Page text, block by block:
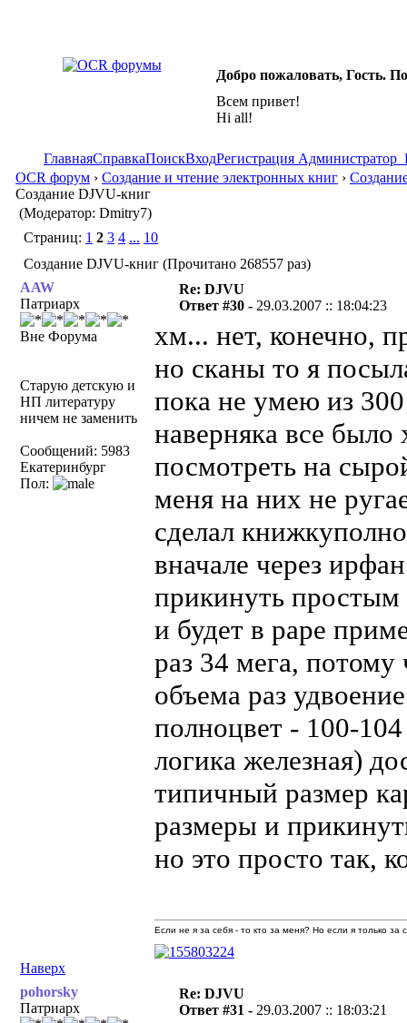
Добро пожаловать, Гость.
Всем привет!
Hi all!
ГлавнаяСправкаПоискВходРегистрация Администратор
OCR форум › Создание и чтение электронных книг ›
Создание DJVU-книг
(Модератор: Dmitry7)
Страниц: 1 2 3 4 ... 10
Создание DJVU-книг (Прочитано 268557 раз)
AAW
Патриарх
Вне Форума
Старую детскую и
НП литературу
ничем не заменить
Сообщений: 5983
Екатеринбург
Пол:
Re: DJVU
Ответ #30 - 29.03.2007 :: 18:04:23
хм... нет, конечно,
но сканы то я
пока не умею из
наверняка все было
посмотреть на
меня на них не
сделал
вначале через
прикинуть простым
и будет в раре
раз 34 мега,
объема раз
полноцвет - 100-
логика железная)
типичный размер
размеры и
но это просто так,
Наверх
Если не я за себя - то кто за меня? Но если я только
pohorsky
Патриарх
Re: DJVU
Ответ #31 - 29.03.2007 :: 18:03:21